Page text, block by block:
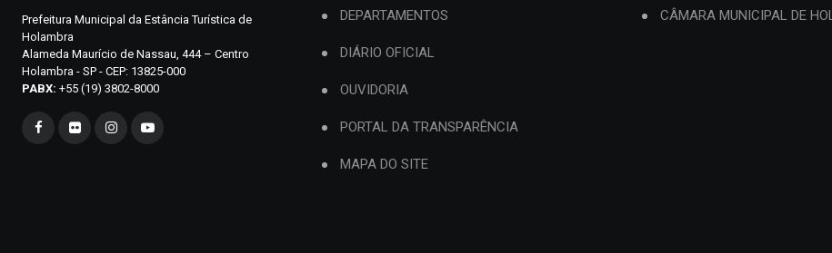
Prefeitura Municipal da Estância Turística de
Holambra
Alameda Maurício de Nassau, 444 – Centro
Holambra - SP - CEP: 13825-000
PABX: +55 (19) 3802-8000
DEPARTAMENTOS
DIÁRIO OFICIAL
OUVIDORIA
PORTAL DA TRANSPARÊNCIA
MAPA DO SITE
CÂMARA MUNICIPAL DE